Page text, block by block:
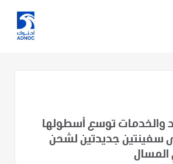
والخدمات توسع أسطولها
سفينتين جديدتين لشحن
المسال